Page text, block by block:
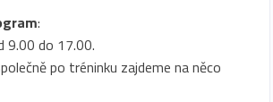
:
9.00 do 17.00.
po tréninku zajdeme na něco